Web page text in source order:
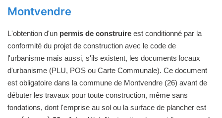
Montvendre
L'obtention d'un permis de construire est conditionné par la
conformité du projet de construction avec le code de
l'urbanisme mais aussi, s'ils existent, les documents locaux
d'urbanisme (PLU, POS ou Carte Communale). Ce document
est obligatoire dans la commune de Montvendre (26) avant de
débuter les travaux pour toute construction, même sans
fondations, dont l'emprise au sol ou la surface de plancher est